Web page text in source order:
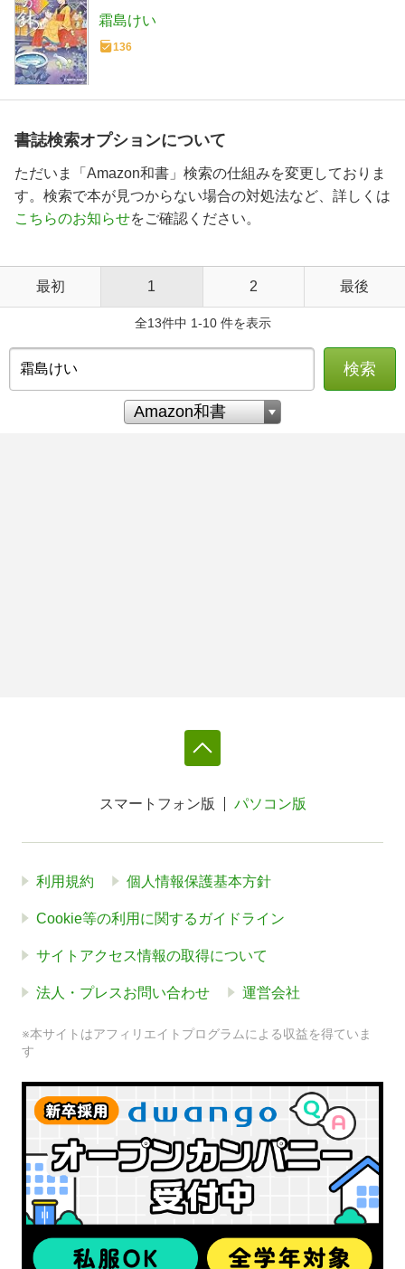
霜島けい
136
書誌検索オプションについて
ただいま「Amazon和書」検索の仕組みを変更しておりま
す。検索で本が見つからない場合の対処法など、詳しくは
こちらのお知らせをご確認ください。
最初 1 2 最後
全13件中 1-10 件を表示
検索
スマートフォン版 パソコン版
利用規約 個人情報保護基本方針
Cookie等の利用に関するガイドライン
サイトアクセス情報の取得について
法人・プレスお問い合わせ 運営会社
※本サイトはアフィリエイトプログラムによる収益を得ていま
す